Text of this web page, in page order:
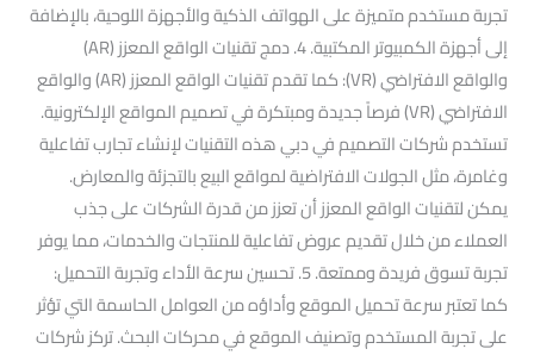
تجربة مستخدم متميزة على الهواتف الذكية والأجهزة اللوحية، بالإضافة
إلى أجهزة الكمبيوتر المكتبية. 4. دمج تقنيات الواقع المعزز (AR)
والواقع الافتراضي (VR): كما تقدم تقنيات الواقع المعزز (AR) والواقع
الافتراضي (VR) فرصاً جديدة ومبتكرة في تصميم المواقع الإلكترونية.
تستخدم شركات التصميم في دبي هذه التقنيات لإنشاء تجارب تفاعلية
وغامرة، مثل الجولات الافتراضية لمواقع البيع بالتجزئة والمعارض.
يمكن لتقنيات الواقع المعزز أن تعزز من قدرة الشركات على جذب
العملاء من خلال تقديم عروض تفاعلية للمنتجات والخدمات، مما يوفر
تجربة تسوق فريدة وممتعة. 5. تحسين سرعة الأداء وتجربة التحميل:
كما تعتبر سرعة تحميل الموقع وأداؤه من العوامل الحاسمة التي تؤثر
على تجربة المستخدم وتصنيف الموقع في محركات البحث. تركز شركات